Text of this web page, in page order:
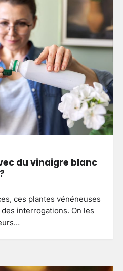
du vinaigre blanc
ces plantes vénéneuses
interrogations. On les